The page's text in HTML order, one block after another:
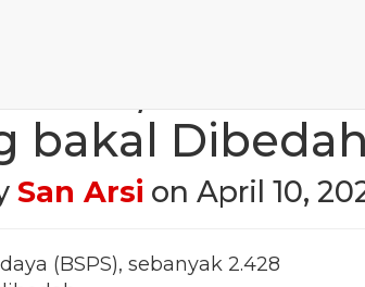
2000-an
bakal Dibedah
San Arsi on April 10,
(BSPS), sebanyak 2.428